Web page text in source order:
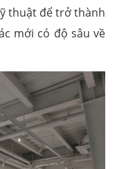
thuật để trở thành
mới có độ sâu về